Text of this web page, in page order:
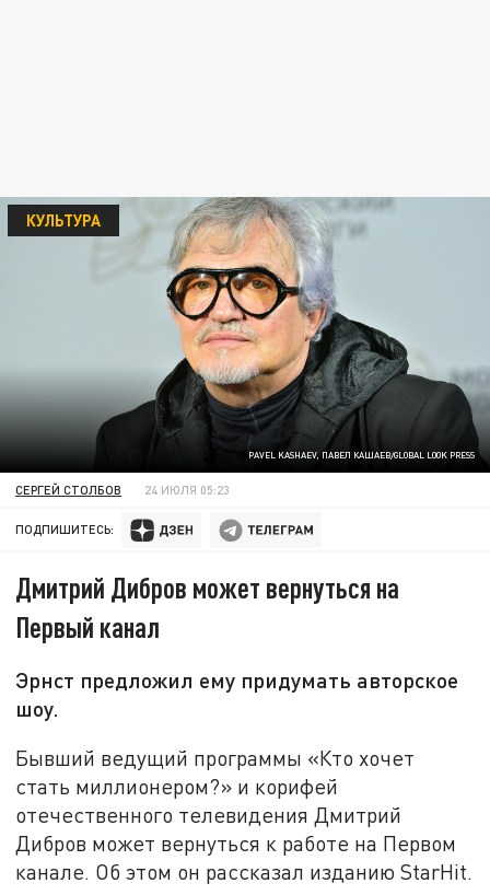
PAVEL KASHAEV, ПАВЕЛ КАШАЕВ/GLOBAL LOOK PRESS
КУЛЬТУРА
СЕРГЕЙ СТОЛБОВ 24 ИЮЛЯ 05:23
ПОДПИШИТЕСЬ:
Дмитрий Дибров может вернуться на
Первый канал
Эрнст предложил ему придумать авторское
шоу.
Бывший ведущий программы «Кто хочет
стать миллионером?» и корифей
отечественного телевидения Дмитрий
Дибров может вернуться к работе на Первом
канале. Об этом он рассказал изданию StаrHit.